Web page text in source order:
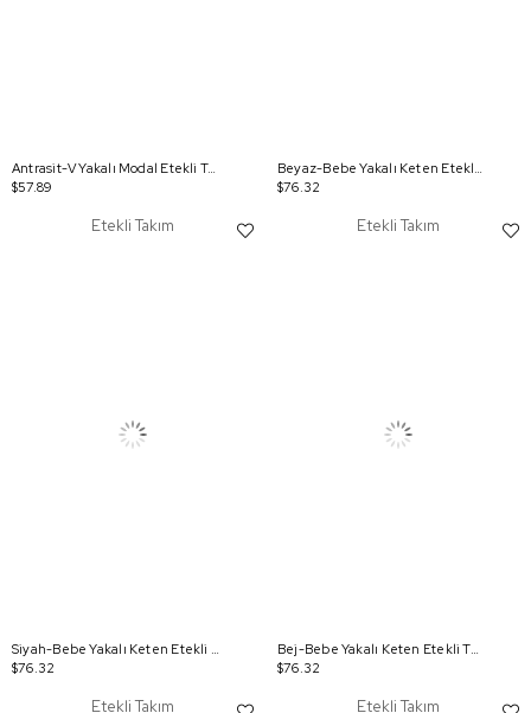
Antrasit-V Yakalı Modal Etekli Takım
$57.89
Beyaz-Bebe Yakalı Keten Etekli Takım
$76.32
Etekli Takım
Siyah-Bebe Yakalı Keten Etekli Takım
$76.32
Etekli Takım
Bej-Bebe Yakalı Keten Etekli Takım
$76.32
Etekli Takım Etekli Takım